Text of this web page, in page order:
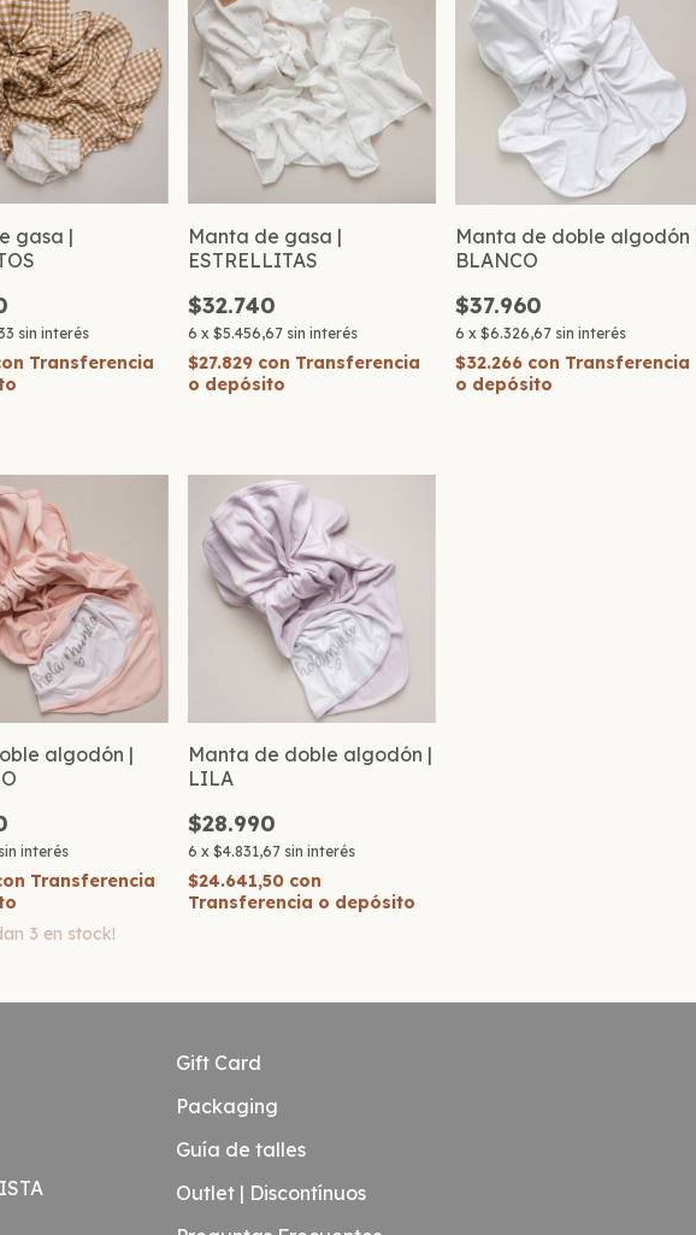
gasa |
sin interés
Transferencia
Manta de gasa |
ESTRELLITAS
$32.740
6 x $5.456,67 sin interés
$27.829 con Transferencia
o depósito
Manta de doble algodón
BLANCO
$37.960
6 x$6.326,67 sin interés
$32.266 con Transferencia
o depósito
algodón |
sin interés
Transferencia
3 en stock!
Manta de doble algodón |
LILA
$28.990
6 x $4.831,67 sin interés
$24.641,50 con
Transferencia o depósito
Gift Card
Packaging
Guía de talles
Outlet | Discontínuos